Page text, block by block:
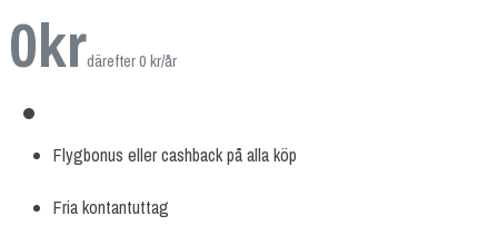
0krdärefter 0 kr/år
Flygbonus eller cashback på alla köp
Fria kontantuttag